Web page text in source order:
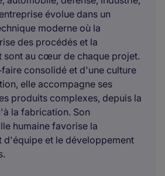
évolue dans un
moderne où la
des procédés et la
sont au cœur de chaque projet.
consolidé et d'une culture
elle accompagne ses
produits complexes, depuis la
la fabrication. Son
humaine favorise la
d'équipe et le développement